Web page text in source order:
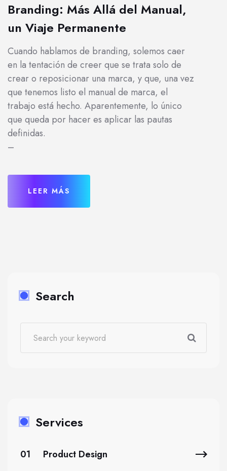
Branding: Más Allá del Manual,
un Viaje Permanente
Cuando hablamos de branding, solemos caer
en la tentación de creer que se trata solo de
crear o reposicionar una marca, y que, una vez
que tenemos listo el manual de marca, el
trabajo está hecho. Aparentemente, lo único
que queda por hacer es aplicar las pautas
definidas.
–
LEER MÁS
Search
Services
01
Product Design